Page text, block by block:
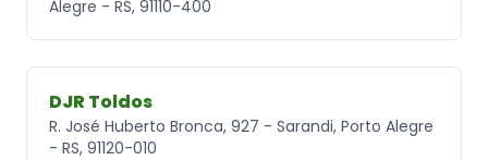
Alegre - RS, 91110-400
DJR Toldos
R. José Huberto Bronca, 927 - Sarandi, Porto Alegre
- RS, 91120-010